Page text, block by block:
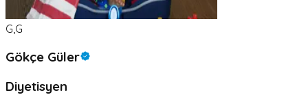
G,G
Gökçe Güler
Diyetisyen